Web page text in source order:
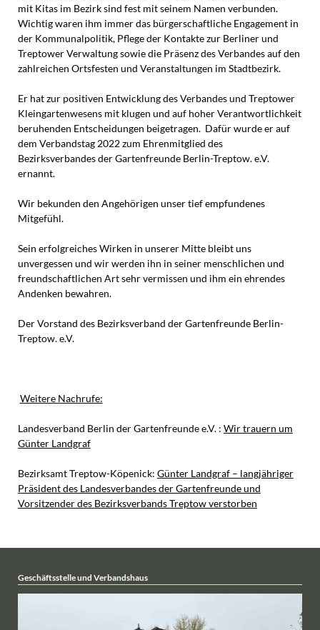
mit Kitas im Bezirk sind fest mit seinem Namen verbunden.
Wichtig waren ihm immer das bürgerschaftliche Engagement in
der Kommunalpolitik, Pflege der Kontakte zur Berliner und
Treptower Verwaltung sowie die Präsenz des Verbandes auf den
zahlreichen Ortsfesten und Veranstaltungen im Stadtbezirk.
Er hat zur positiven Entwicklung des Verbandes und Treptower
Kleingartenwesens mit klugen und auf hoher Verantwortlichkeit
beruhenden Entscheidungen beigetragen. Dafür wurde er auf
dem Verbandstag 2022 zum Ehrenmitglied des
Bezirksverbandes der Gartenfreunde Berlin-Treptow. e.V.
ernannt.
Wir bekunden den Angehörigen unser tief empfundenes
Mitgefühl.
Sein erfolgreiches Wirken in unserer Mitte bleibt uns
unvergessen und wir werden ihn in seiner menschlichen und
freundschaftlichen Art sehr vermissen und ihm ein ehrendes
Andenken bewahren.
Der Vorstand des Bezirksverband der Gartenfreunde Berlin-
Treptow. e.V.
Weitere Nachrufe:
Landesverband Berlin der Gartenfreunde e.V. : Wir trauern um
Günter Landgraf
Bezirksamt Treptow-Köpenick: Günter Landgraf – langjähriger
Präsident des Landesverbandes der Gartenfreunde und
Vorsitzender des Bezirksverbands Treptow verstorben
Geschäftsstelle und Verbandshaus